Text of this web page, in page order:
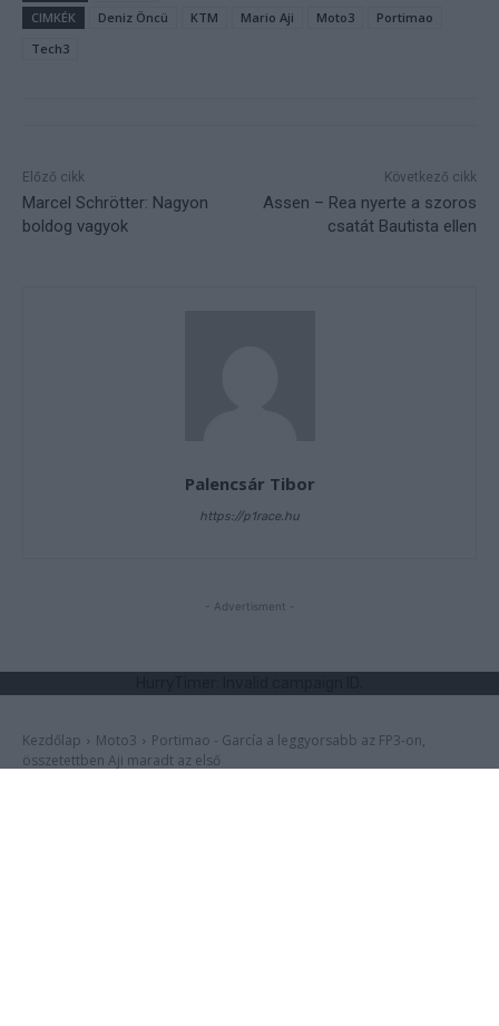
CIMKÉK
Deniz Öncü KTM Mario Aji Moto3
Portimao
Tech3
Előző cikk
Marcel Schrötter: Nagyon
boldog vagyok
Következő cikk
Assen – Rea nyerte a szoros
csatát Bautista ellen
Palencsár Tibor
https://p1race.hu
- Advertisment -